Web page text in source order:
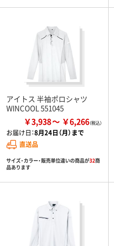
アイトス 半袖ポロシャツ
WINCOOL 551045
￥3,938 ￥6,266
お届け日：8月24日（月）まで
直送品
サイズ・カラー・販売単位違いの商品が32商
品あります